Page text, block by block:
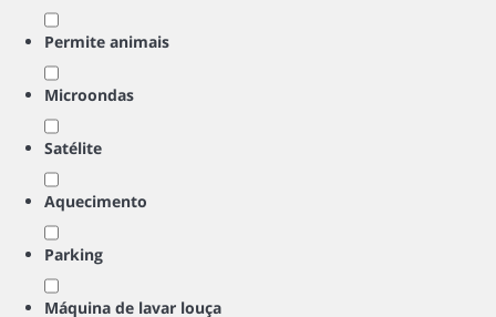
Permite animais
Microondas
Satélite
Aquecimento
Parking
Máquina de lavar louça